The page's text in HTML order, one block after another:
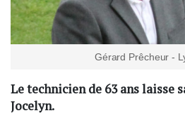
Gérard Prêcheur -
Le technicien de 63 ans laisse
Jocelyn.